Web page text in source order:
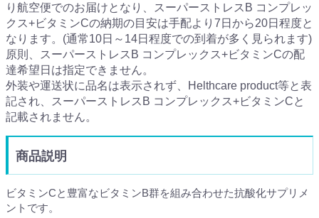
り航空便でのお届けとなり、スーパーストレスB コンプレッ
クス+ビタミンCの納期の目安は手配より7日から20日程度と
なります。(通常10日～14日程度での到着が多く見られます)
原則、スーパーストレスB コンプレックス+ビタミンCの配
達希望日は指定できません。
外装や運送状に品名は表示されず、Helthcare product等と表
記され、スーパーストレスB コンプレックス+ビタミンCと
記載されません。
商品説明
ビタミンCと豊富なビタミンB群を組み合わせた抗酸化サプリメ
ントです。